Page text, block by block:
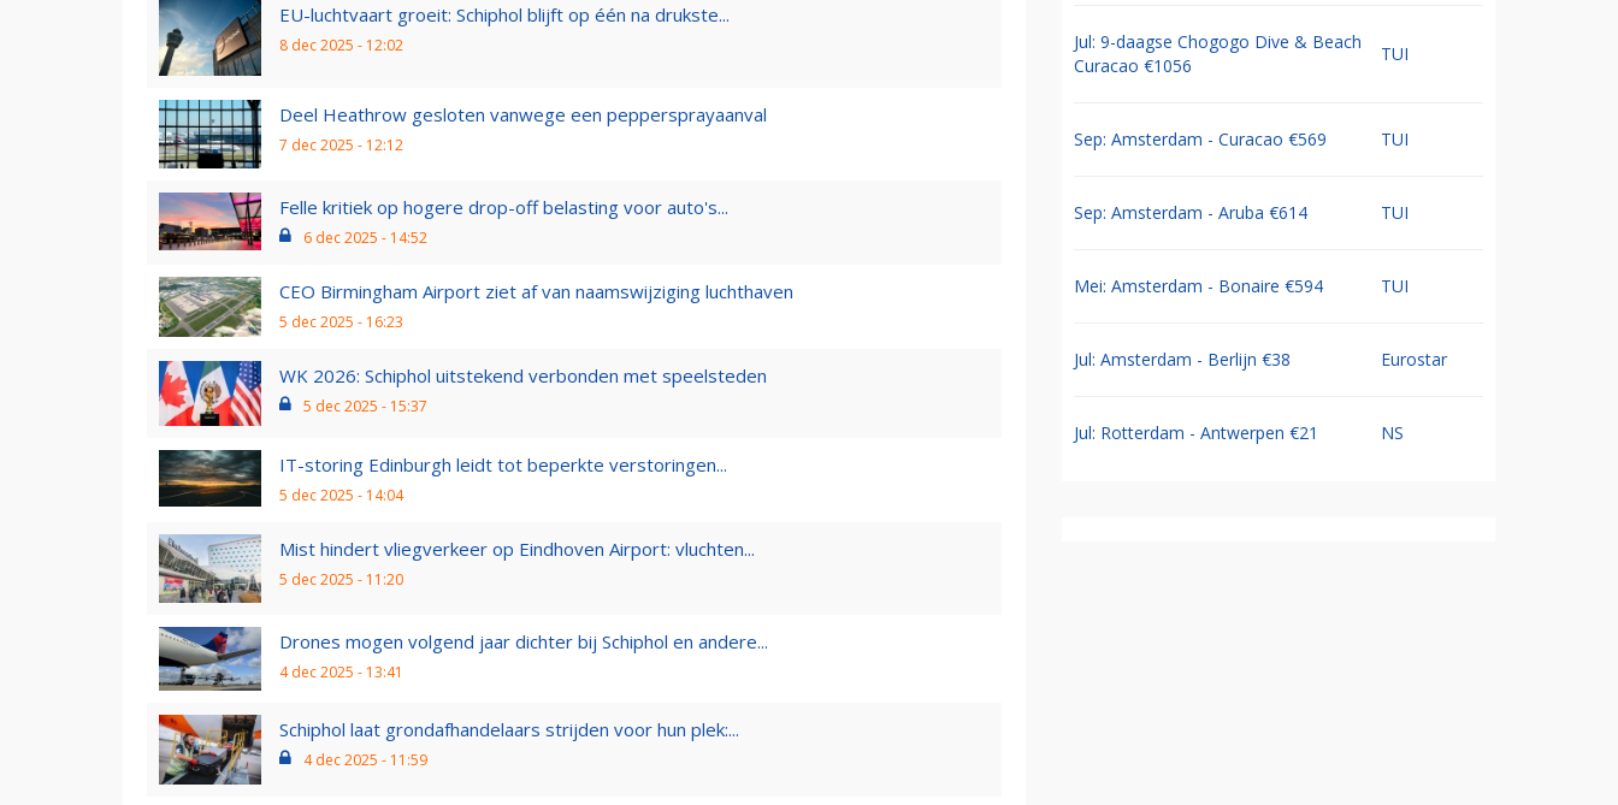
EU-luchtvaart groeit: Schiphol blijft op één na drukste...
8 dec 2025 - 12:02
Deel Heathrow gesloten vanwege een peppersprayaanval
7 dec 2025 - 12:12
Felle kritiek op hogere drop-off belasting voor auto's...
6 dec 2025 - 14:52
CEO Birmingham Airport ziet af van naamswijziging luchthaven
5 dec 2025 - 16:23
WK 2026: Schiphol uitstekend verbonden met speelsteden
5 dec 2025 - 15:37
IT-storing Edinburgh leidt tot beperkte verstoringen...
5 dec 2025 - 14:04
Mist hindert vliegverkeer op Eindhoven Airport: vluchten...
5 dec 2025 - 11:20
Drones mogen volgend jaar dichter bij Schiphol en andere...
4 dec 2025 - 13:41
Schiphol laat grondafhandelaars strijden voor hun plek:...
4 dec 2025 - 11:59
Jul: 9-daagse Chogogo Dive & Beach
Curacao €1056
TUI
Sep: Amsterdam - Curacao €569 TUI
Sep: Amsterdam - Aruba €614 TUI
Mei: Amsterdam - Bonaire €594 TUI
Jul: Amsterdam - Berlijn €38 Eurostar
Jul: Rotterdam - Antwerpen €21 NS